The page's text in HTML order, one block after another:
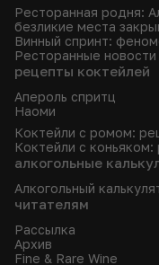
Ресторанная родня:
безликие места
Винный спринт:
Ресторанные новости
рецепты коктейлей
Апероль спритц
Наоми
Коктейли с ромом:
Коктейли с
алкогольные
Алкогольный
читателям
Рассылка
Архив
Fine & Rare Wine